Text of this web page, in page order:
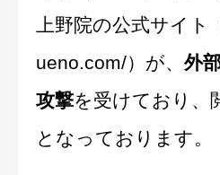
上野院の公式サイト
ueno.com/）が、 外
攻撃を受けており、
となっております。